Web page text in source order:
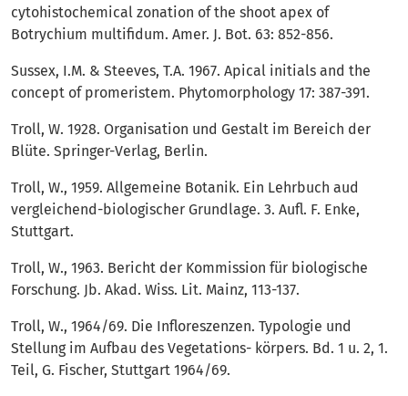
cytohistochemical zonation of the shoot apex of
Botrychium multifidum. Amer. J. Bot. 63: 852-856.
Sussex, I.M. & Steeves, T.A. 1967. Apical initials and the
concept of promeristem. Phytomorphology 17: 387-391.
Troll, W. 1928. Organisation und Gestalt im Bereich der
Blüte. Springer-Verlag, Berlin.
Troll, W., 1959. Allgemeine Botanik. Ein Lehrbuch aud
vergleichend-biologischer Grundlage. 3. Aufl. F. Enke,
Stuttgart.
Troll, W., 1963. Bericht der Kommission für biologische
Forschung. Jb. Akad. Wiss. Lit. Mainz, 113-137.
Troll, W., 1964/69. Die Infloreszenzen. Typologie und
Stellung im Aufbau des Vegetations- körpers. Bd. 1 u. 2, 1.
Teil, G. Fischer, Stuttgart 1964/69.